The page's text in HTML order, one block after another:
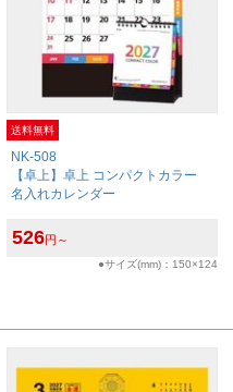
送料無料
NK-508
【卓上】卓上 コンパクトカラー
名入れカレンダー
526円～
●サイズ(mm)：150×124